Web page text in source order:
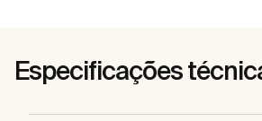
Especificações